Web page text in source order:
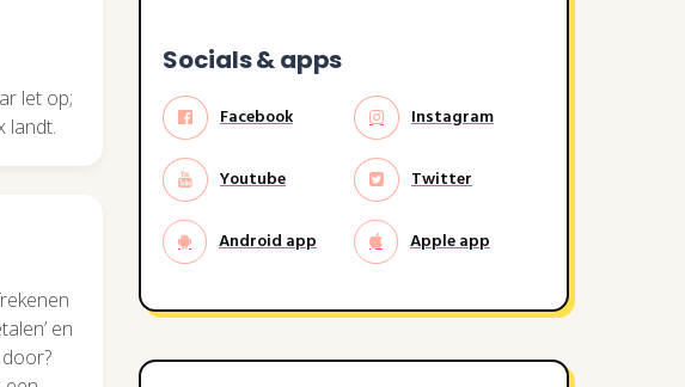
let op;
landt.
en
Socials & apps
Facebook Instagram
Youtube Twitter
Android app Apple app